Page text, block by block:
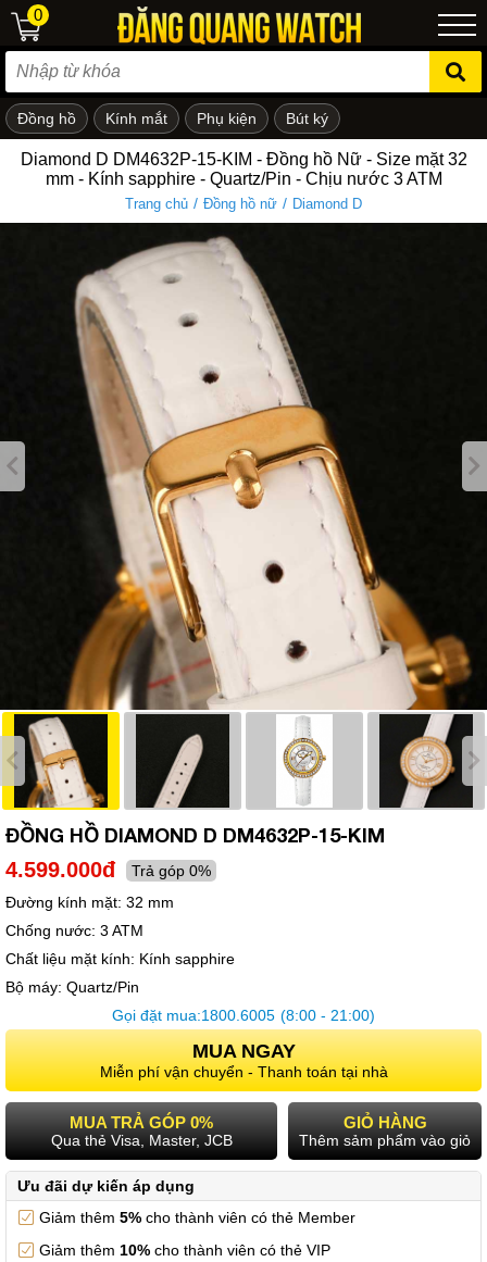
em
0
Đồng hồ Kính mắt Phụ kiện Bút ký
Diamond D DM4632P-15-KIM - Đồng hồ Nữ - Size mặt 32
mm - Kính sapphire - Quartz/Pin - Chịu nước 3 ATM
Trang chủ / Đồng hồ nữ / Diamond D
ĐỒNG HỒ DIAMOND D DM4632P-15-KIM
4.599.000đ
Trả góp 0%
Đường kính mặt: 32 mm
Chống nước: 3 ATM
Chất liệu mặt kính: Kính sapphire
Bộ máy: Quartz/Pin
Gọi đặt mua:1800.6005 (8:00 - 21:00)
MUA NGAY
Miễn phí vận chuyển - Thanh toán tại nhà
MUA TRẢ GÓP 0%
Qua thẻ Visa, Master, JCB
GIỎ HÀNG
Thêm sảm phẩm vào giỏ
Ưu đãi dự kiến áp dụng
Giảm thêm 5% cho thành viên có thẻ Member
Giảm thêm 10% cho thành viên có thẻ VIP